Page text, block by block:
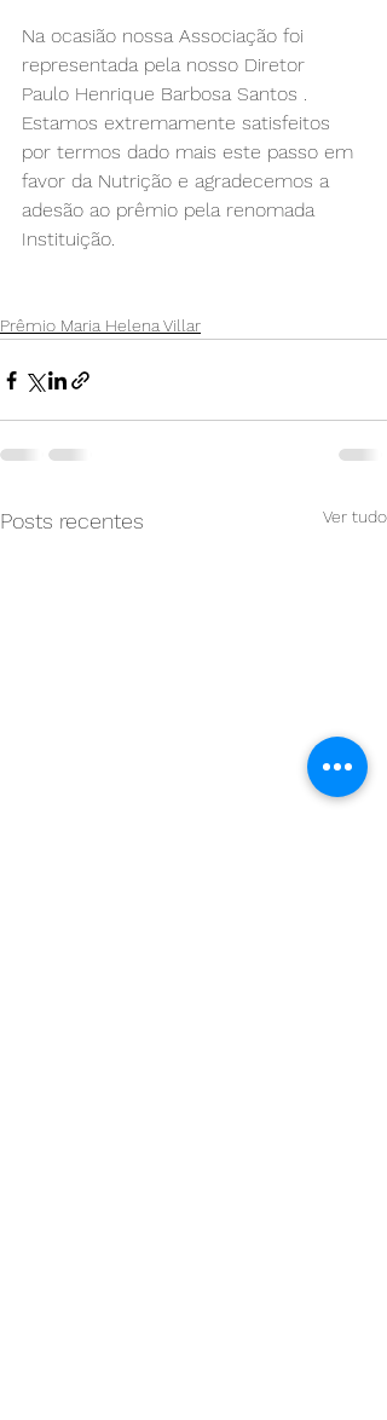
Na ocasião nossa Associação foi
representada pela nosso Diretor
Paulo Henrique Barbosa Santos .
Estamos extremamente satisfeitos
por termos dado mais este passo em
favor da Nutrição e agradecemos a
adesão ao prêmio pela renomada
Instituição.
Prêmio Maria Helena Villar
Posts recentes Ver tudo